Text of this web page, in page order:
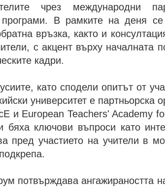
чрез международни
В рамките на деня
връзка, както и
с акцент върху началната
кадри.
като сподели опитът от
университет е партньорска
и European Teachers' Academy
бяха ключови въпроси като
пред участието на учители в
потвърждава ангажираността